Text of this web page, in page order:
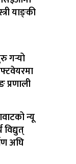
याङ्‌की
गर्‍यो
प्रणाली
न्यू
अघि